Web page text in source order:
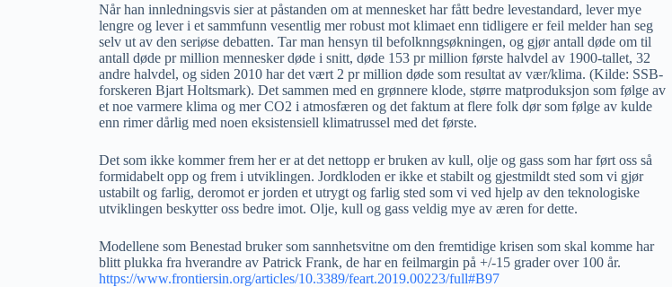
Når han innledningsvis sier at påstanden om at mennesket har fått bedre levestandard, lever mye
lengre og lever i et sammfunn vesentlig mer robust mot klimaet enn tidligere er feil melder han seg
selv ut av den seriøse debatten. Tar man hensyn til befolknngsøkningen, og gjør antall døde om til
antall døde pr million mennesker døde i snitt, døde 153 pr million første halvdel av 1900-tallet, 32
andre halvdel, og siden 2010 har det vært 2 pr million døde som resultat av vær/klima. (Kilde: SSB-
forskeren Bjart Holtsmark). Det sammen med en grønnere klode, større matproduksjon som følge av
et noe varmere klima og mer CO2 i atmosfæren og det faktum at flere folk dør som følge av kulde
enn rimer dårlig med noen eksistensiell klimatrussel med det første.
Det som ikke kommer frem her er at det nettopp er bruken av kull, olje og gass som har ført oss så
formidabelt opp og frem i utviklingen. Jordkloden er ikke et stabilt og gjestmildt sted som vi gjør
ustabilt og farlig, deromot er jorden et utrygt og farlig sted som vi ved hjelp av den teknologiske
utviklingen beskytter oss bedre imot. Olje, kull og gass veldig mye av æren for dette.
Modellene som Benestad bruker som sannhetsvitne om den fremtidige krisen som skal komme har
blitt plukka fra hverandre av Patrick Frank, de har en feilmargin på +/-15 grader over 100 år.
https://www.frontiersin.org/articles/10.3389/feart.2019.00223/full#B97